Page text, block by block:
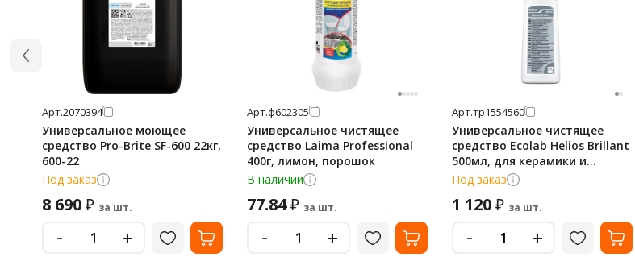
Арт.2070394
Универсальное моющее
средство Pro-Brite SF-600 22кг,
600-22
Под заказ
8 690₽ за шт.
- +
Арт.ф602305
Универсальное чистящее
средство Laima Professional
400г, лимон, порошок
В наличии
77.84₽ за шт.
- +
Арт.тр1554560
Универсальное чистящее
средство Ecolab Helios Brillant
500мл, для керамики и
нержавеющей стали, 9012640
Под заказ
1 120₽ за шт.
- +